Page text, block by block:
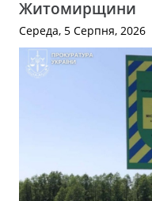
Житомирщини
Середа, 5 Серпня, 2026